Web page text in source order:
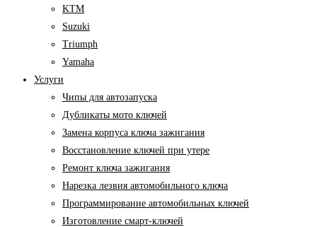
KTM
Suzuki
Triumph
Yamaha
Услуги
Чипы для автозапуска
Дубликаты мото ключей
Замена корпуса ключа зажигания
Восстановление ключей при утере
Ремонт ключа зажигания
Нарезка лезвия автомобильного ключа
Программирование автомобильных ключей
Изготовление смарт-ключей